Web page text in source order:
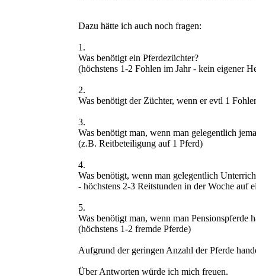
Dazu hätte ich auch noch fragen:
1.
Was benötigt ein Pferdezüchter?
(höchstens 1-2 Fohlen im Jahr - kein eigener
2.
Was benötigt der Züchter, wenn er evtl 1
3.
Was benötigt man, wenn man gelegentlich
(z.B. Reitbeteiligung auf 1 Pferd)
4.
Was benötigt, wenn man gelegentlich
- höchstens 2-3 Reitstunden in der Woche auf
5.
Was benötigt man, wenn man Pensionspferde
(höchstens 1-2 fremde Pferde)
Aufgrund der geringen Anzahl der Pferde
Über Antworten würde ich mich freuen.